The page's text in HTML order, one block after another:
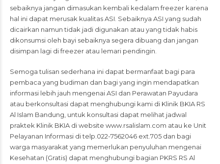
sebaiknya jangan dimasukan kembali kedalam freezer karena
hal ini dapat merusak kualitas ASI. Sebaiknya ASI yang sudah
dicairkan namun tidak jadi digunakan atau yang tidak habis
dikonsumsi oleh bayi sebaiknya segera dibuang dan jangan
disimpan lagi di freezer atau lemari pendingin.
Semoga tulisan sederhana ini dapat bermanfaat bagi para
pembaca yang budiman dan bagi yang ingin mendapatkan
informasi lebih jauh mengenai ASI dan Perawatan Payudara
atau berkonsultasi dapat menghubungi kami di Klinik BKIA RS
Al Islam Bandung, untuk konsultasi dapat melihat jadwal
praktek Klinik BKIA di website www.rsalislam.com atau ke Unit
Pelayanan Informasi di telp.022-7562046 ext.705 dan bagi
warga masyarakat yang memerlukan penyuluhan mengenai
Kesehatan (Gratis) dapat menghubungi bagian PKRS RS Al